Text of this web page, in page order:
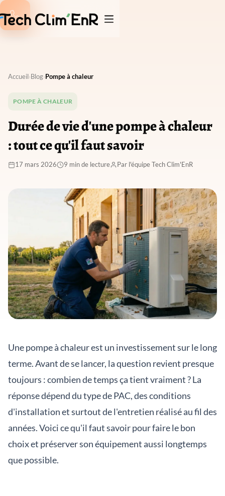
Accueil›Blog›Pompe à chaleur
POMPE À CHALEUR
Durée de vie d'une pompe à chaleur
: tout ce qu'il faut savoir
17 mars 2026 9 min de lecture Par l'équipe Tech Clim'EnR
Une pompe à chaleur est un investissement sur le long
terme. Avant de se lancer, la question revient presque
toujours : combien de temps ça tient vraiment ? La
réponse dépend du type de PAC, des conditions
d'installation et surtout de l'entretien réalisé au fil des
années. Voici ce qu'il faut savoir pour faire le bon
choix et préserver son équipement aussi longtemps
que possible.
